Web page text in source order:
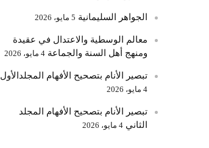
الجواهر السليمانية 5 مايو، 2026
معالم الوسطية والاعتدال في عقيدة
ومنهج أهل السنة والجماعة 4 مايو، 2026
تبصير الأنام بتصحيح الأفهام المجلدالأول
4 مايو، 2026
تبصير الأنام بتصحيح الأفهام المجلد
الثاني 4 مايو، 2026